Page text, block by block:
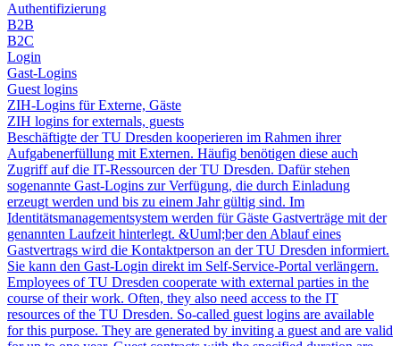
Authentifizierung
B2B
B2C
Login
Gast-Logins
Guest logins
ZIH-Logins für Externe, Gäste
ZIH logins for externals, guests
Beschäftigte der TU Dresden kooperieren im Rahmen ihrer
Aufgabenerfüllung mit Externen. Häufig benötigen diese auch
Zugriff auf die IT-Ressourcen der TU Dresden. Dafür stehen
sogenannte Gast-Logins zur Verfügung, die durch Einladung
erzeugt werden und bis zu einem Jahr gültig sind. Im
Identitätsmanagementsystem werden für Gäste Gastverträge mit der
genannten Laufzeit hinterlegt. &Uuml;ber den Ablauf eines
Gastvertrags wird die Kontaktperson an der TU Dresden informiert.
Sie kann den Gast-Login direkt im Self-Service-Portal verlängern.
Employees of TU Dresden cooperate with external parties in the
course of their work. Often, they also need access to the IT
resources of the TU Dresden. So-called guest logins are available
for this purpose. They are generated by inviting a guest and are valid